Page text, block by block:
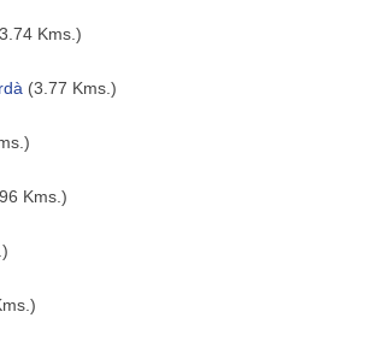
Kms.)
(3.77 Kms.)
Kms.)